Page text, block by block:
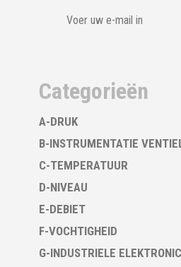
Categorieën
A-DRUK
B-INSTRUMENTATIE
C-TEMPERATUUR
D-NIVEAU
E-DEBIET
F-VOCHTIGHEID
G-INDUSTRIELE